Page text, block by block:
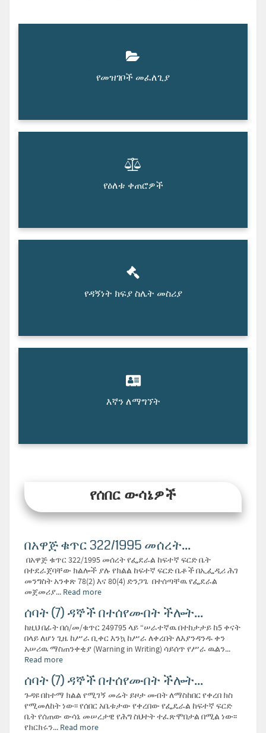
የመዝገቦች መፈለጊያ
የዕለቱ ቀጠሮዎች
የዳኝነት ክፍያ ስሌት መስሪያ
እኛን ለማግኘት
የሰበር ውሳኔዎች
በአዋጅ ቁጥር 322/1995 መሰረት...
በአዋጅ ቁጥር 322/1995 መሰረት የፌደራል ከፍተኛ ፍርድ ቤት
በተደራጀባቸው ክልሎች ያሉ የክልል ከፍተኛ ፍርድ ቤቶች በኢፌዲሪ ሕገ
መንግስት አንቀጽ 78(2) እና 80(4) ድንጋጌ በተሰጣቸዉ የፌደራል
መጀመሪያ... Read more
ሰባት (7) ዳኞች በተሰየሙበት ችሎት...
ከዚህ በፊት በሰ/መ/ቁጥር 249795 ላይ “ሠራተኛዉ በተከታታይ ከ5 ቀናት
በላይ ለሆነ ጊዜ ከሥራ ቢቀር እንኳ ከሥራ ለቀረበት ለእያንዳንዱ ቀን
አሠሪዉ ማስጠንቀቂያ (Warning in Writing) ሳይሰጥ የሥራ ዉልን...
Read more
ሰባት (7) ዳኞች በተሰየሙበት ችሎት...
ጉዳዩ በከተማ ክልል የሚገኝ መሬት ይዞታ መብት ለማስከበር የቀረበ ክስ
የሚመለከት ነው፡፡ የሰበር አቤቱታው የቀረበው የፌዴራል ከፍተኛ ፍርድ
ቤት የሰጠው ውሳኔ መሠረታዊ የሕግ ስህተት ተፈጽሞበታል በሚል ነው፡፡
የክርክሩን... Read more